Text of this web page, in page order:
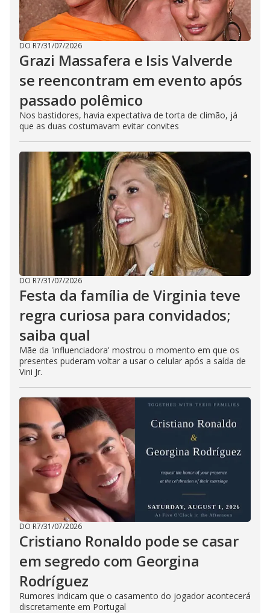
DO R7/31/07/2026
Grazi Massafera e Isis Valverde
se reencontram em evento após
passado polêmico
Nos bastidores, havia expectativa de torta de climão, já
que as duas costumavam evitar convites
DO R7/31/07/2026
Festa da família de Virginia teve
regra curiosa para convidados;
saiba qual
Mãe da 'influenciadora' mostrou o momento em que os
presentes puderam voltar a usar o celular após a saída de
Vini Jr.
DO R7/31/07/2026
Cristiano Ronaldo pode se casar
em segredo com Georgina
Rodríguez
Rumores indicam que o casamento do jogador acontecerá
discretamente em Portugal